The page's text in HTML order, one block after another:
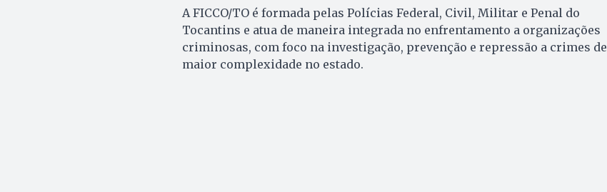
A FICCO/TO é formada pelas Polícias Federal, Civil, Militar e Penal do
Tocantins e atua de maneira integrada no enfrentamento a organizações
criminosas, com foco na investigação, prevenção e repressão a crimes de
maior complexidade no estado.